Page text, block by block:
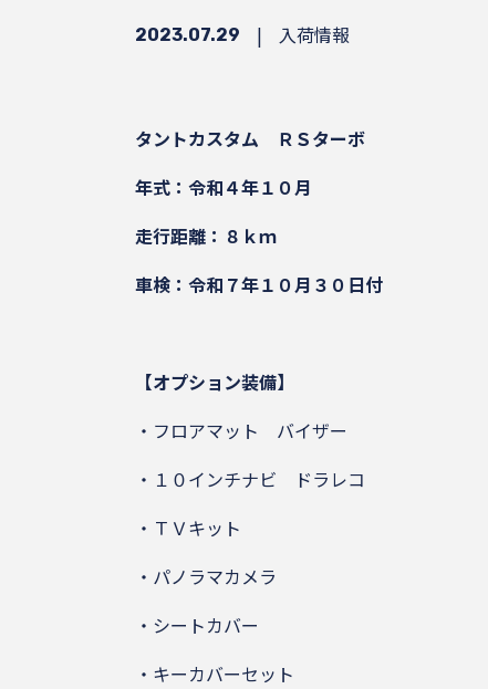
2023.07.29 | 入荷情報
タントカスタム ＲＳターボ
年式：令和４年１０月
走行距離：８ｋｍ
車検：令和７年１０月３０日付
【オプション装備】
・フロアマット バイザー
・１０インチナビ ドラレコ
・ＴＶキット
・パノラマカメラ
・シートカバー
・キーカバーセット